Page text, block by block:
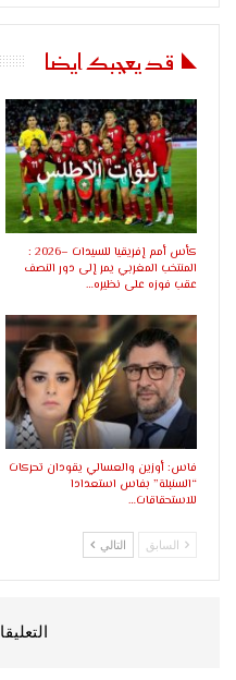
قد يعجبك ايضا
كأس أمم إفريقيا للسيدات –2026 :
المنتخب المغربي يمر إلى دور النصف
عقب فوزه على نظيره…
فاس: أوزين والعسالي يقودان تحركات
“السنبلة” بفاس استعدادا
للاستحقاقات…
السابق التالي